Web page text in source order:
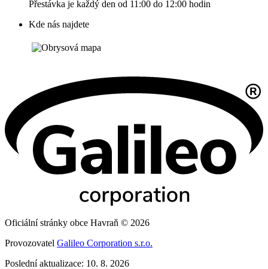
Přestávka je každý den od 11:00 do 12:00 hodin
Kde nás najdete
Oficiální stránky obce Havraň © 2026
Provozovatel Galileo Corporation s.r.o.
Poslední aktualizace: 10. 8. 2026